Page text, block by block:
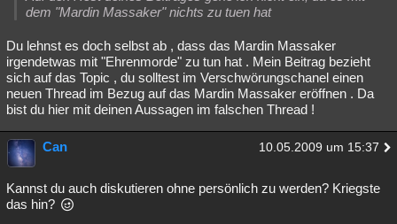
dem "Mardin Massaker" nichts zu tuen hat
Du lehnst es doch selbst ab , dass das Mardin Massaker
irgendetwas mit "Ehrenmorde" zu tun hat . Mein Beitrag bezieht
sich auf das Topic , du solltest im Verschwörungschanel einen
neuen Thread im Bezug auf das Mardin Massaker eröffnen . Da
bist du hier mit deinen Aussagen im falschen Thread !
Can 10.05.2009 um 15:37
Kannst du auch diskutieren ohne persönlich zu werden? Kriegste
das hin?